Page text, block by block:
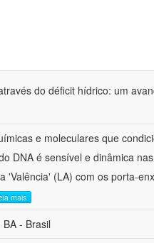
do déficit hídrico: um
e moleculares que
DNA é sensível e dinâmica
'Valência' (LA) com os porta-
mais
- Brasil